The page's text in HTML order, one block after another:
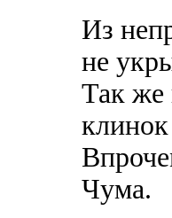
Из
не
Так
Чума.